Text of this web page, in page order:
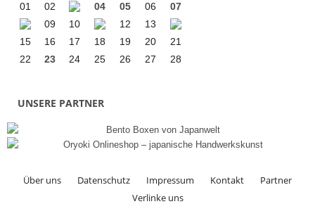
01 02 04 05 06
07
09
10 12
13
15
16 17 18 19 20
21
22
23 24 25 26 27 28
UNSERE PARTNER
Über uns Datenschutz Impressum Kontakt
Partner
Verlinke uns